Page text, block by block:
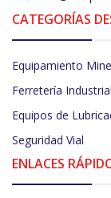
CATEGORÍAS
Equipamiento
Ferretería Industrial
Equipos de
Seguridad Vial
ENLACES